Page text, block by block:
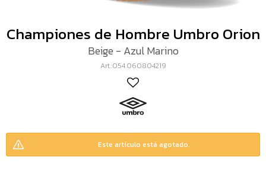
Championes de Hombre Umbro Orion
Beige - Azul Marino
054.060804219
Este artículo está agotado.